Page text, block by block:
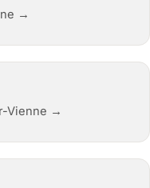
→
Vienne →